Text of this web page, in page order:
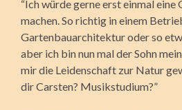
“Ich würde gerne erst einmal
machen. So richtig in einem
Gartenbauarchitektur oder so
aber ich bin nun mal der Sohn
mir die Leidenschaft zur Natur
dir Carsten? Musikstudium?”